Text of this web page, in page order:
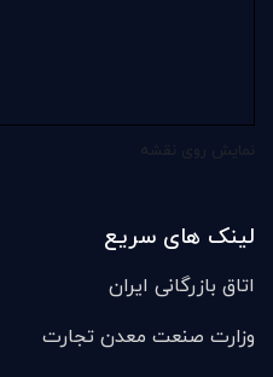
لینک های سریع
اتاق بازرگانی ایران
وزارت صنعت معدن تجارت